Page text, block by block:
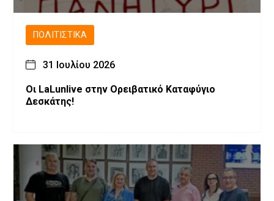
ΠΟΛΙΤΙΣΤΙΚΆ
31 Ιουλίου 2026
Οι LaLunlive στην Ορειβατικό Καταφύγιο
Δεσκάτης!